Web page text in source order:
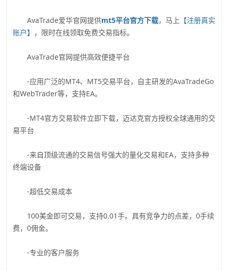
AvaTrade爱华官网提供mt5平台官方下载，马上 【注册真实
账户】 ，限时在线领取免费交易指标。
AvaTrade官网提供高效便捷平台
-应用广泛的MT4、MT5交易平台，自主研发的AvaTradeGo
和WebTrader等，支持EA。
-MT4官方交易软件立即下载，迈达克官方授权全球通用的交
易平台
-来自顶级流通的交易信号强大的量化交易和EA，支持多种
终端设备
-超低交易成本
100美金即可交易，支持0.01手。具有竞争力的点差，0手续
费，0佣金。
-专业的客户服务